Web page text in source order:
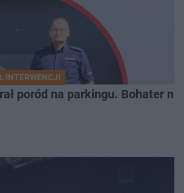
INTERWENCJI
poród na parkingu. Bohater